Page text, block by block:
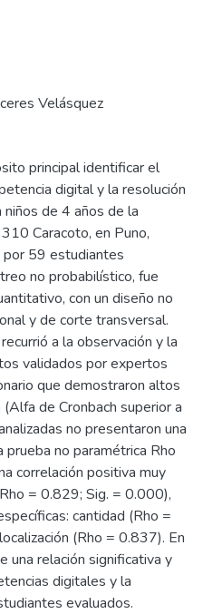
Velásquez
principal identificar el
digital y la resolución
de 4 años de la
Caracoto, en Puno,
59 estudiantes
no probabilístico, fue
con un diseño no
y de corte transversal.
a la observación y la
validados por expertos
que demostraron altos
de Cronbach superior a
no presentaron una
no paramétrica Rho
correlación positiva muy
= 0.829; Sig. = 0.000),
cantidad (Rho =
(Rho = 0.837). En
una relación significativa y
digitales y la
evaluados.